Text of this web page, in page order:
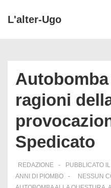
VaiL'alter-Ugo
ragioni
Spedicato
REDAZIONE PUBBLICATO IL
ANNI DI PIOMBO
NESSUN